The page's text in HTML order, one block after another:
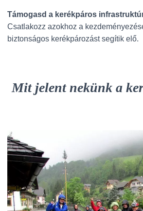
Támogasd a kerékpáros
Csatlakozz azokhoz a
biztonságos kerékpározást segítik elő.
Mit jelent nekünk a